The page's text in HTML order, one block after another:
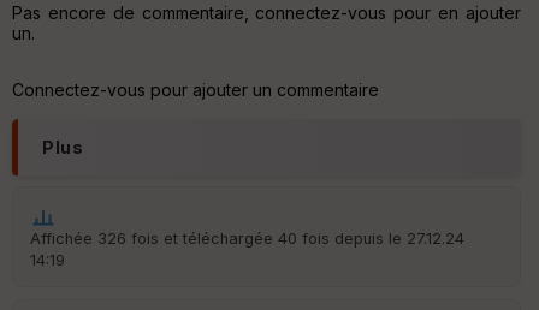
Pas encore de commentaire, connectez-vous pour en ajouter
un.
Connectez-vous pour ajouter un commentaire
Plus
Affichée 326 fois et téléchargée 40 fois depuis le 27.12.24
14:19